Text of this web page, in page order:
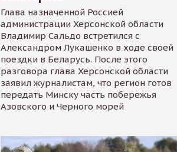
Глава назначенной Россией
администрации Херсонской области
Владимир Сальдо встретился с
Александром Лукашенко в ходе своей
поездки в Беларусь. После этого
разговора глава Херсонской области
заявил журналистам, что регион готов
передать Минску часть побережья
Азовского и Черного морей